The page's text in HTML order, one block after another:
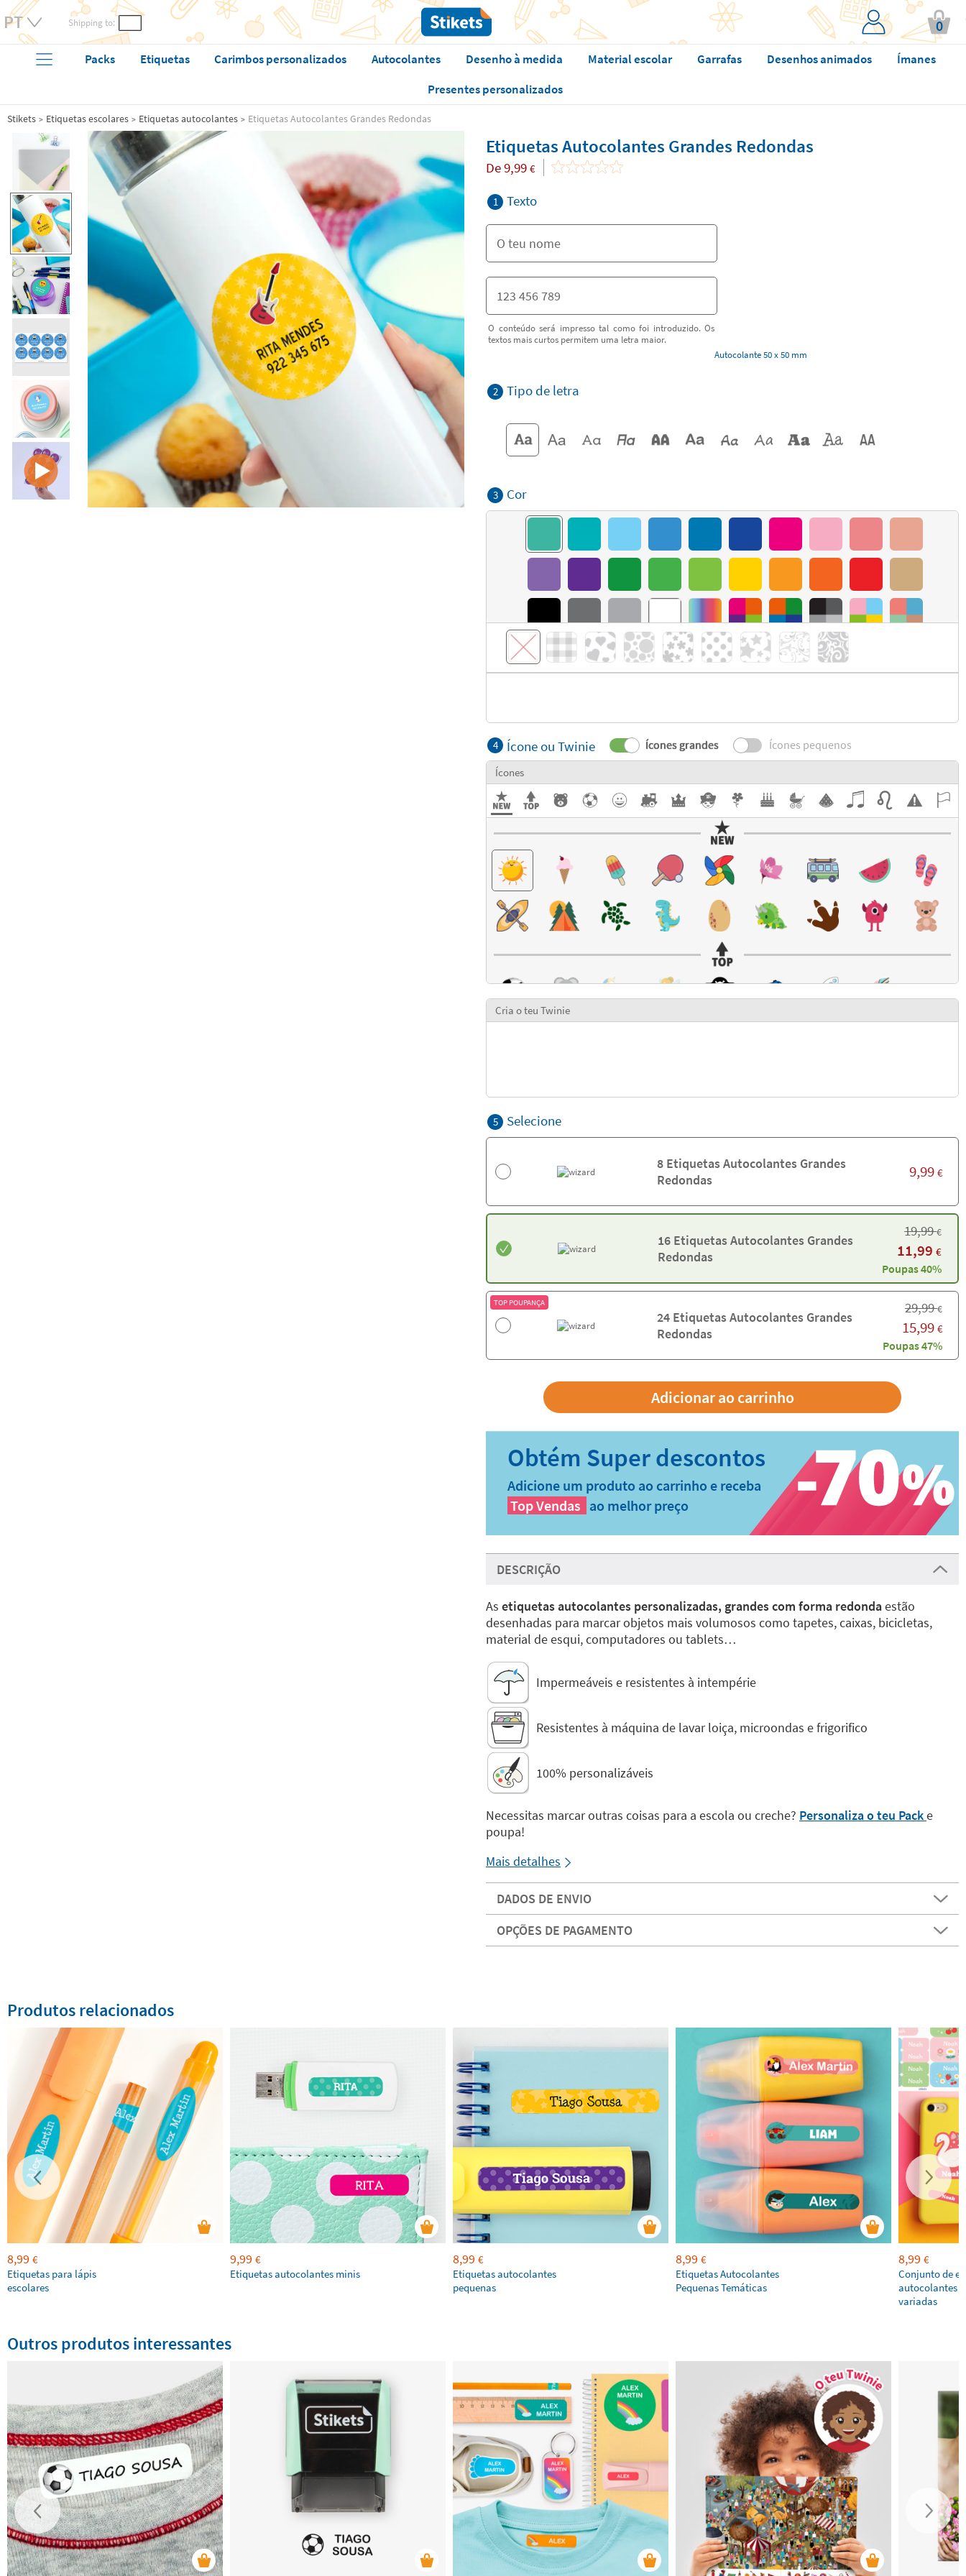
Shipping to: 0
Packs Etiquetas Carimbos personalizados Autocolantes Desenho à medida Material escolar Garrafas Desenhos animados
Ímanes
Presentes personalizados
Stikets Etiquetas escolares Etiquetas autocolantes Etiquetas Autocolantes Grandes Redondas
Etiquetas Autocolantes Grandes Redondas
De9,99 €
1 Texto
O conteúdo será impresso tal como foi introduzido. Os
textos mais curtos permitem uma letra maior.
Autocolante 50 x 50 mm
2 Tipo de letra
3 Cor
4 Ícone ou Twinie Ícones grandes Ícones pequenos
Ícones
Cria o teu Twinie
5 Selecione
8 Etiquetas Autocolantes Grandes
Redondas
9,99 €
16 Etiquetas Autocolantes Grandes
Redondas
19,99€
11,99 €
Poupas 40%
TOP POUPANÇA
24 Etiquetas Autocolantes Grandes
Redondas
29,99€
15,99 €
Poupas 47%
Adicione um produto ao carrinho e receba
Top Vendas ao melhor preço
DESCRIÇÃO
As etiquetas autocolantes personalizadas, grandes com forma redondaestão
desenhadas para marcar objetos mais volumosos como tapetes, caixas, bicicletas,
material de esqui, computadores ou tablets…
Impermeáveis e resistentes à intempérie
Resistentes à máquina de lavar loiça, microondas e frigorifico
100% personalizáveis
Necessitas marcar outras coisas para a escola ou creche? Personaliza o teu Packe
poupa!
Mais detalhes
DADOS DE ENVIO
OPÇÕES DE PAGAMENTO
Produtos relacionados
8,99 €
Etiquetas para lápis
escolares
9,99 €
Etiquetas autocolantes minis
8,99 €
Etiquetas autocolantes
pequenas
8,99 €
Etiquetas Autocolantes
Pequenas Temáticas
8,99 €
Conjunto de
autocolantes
variadas
Outros produtos interessantes